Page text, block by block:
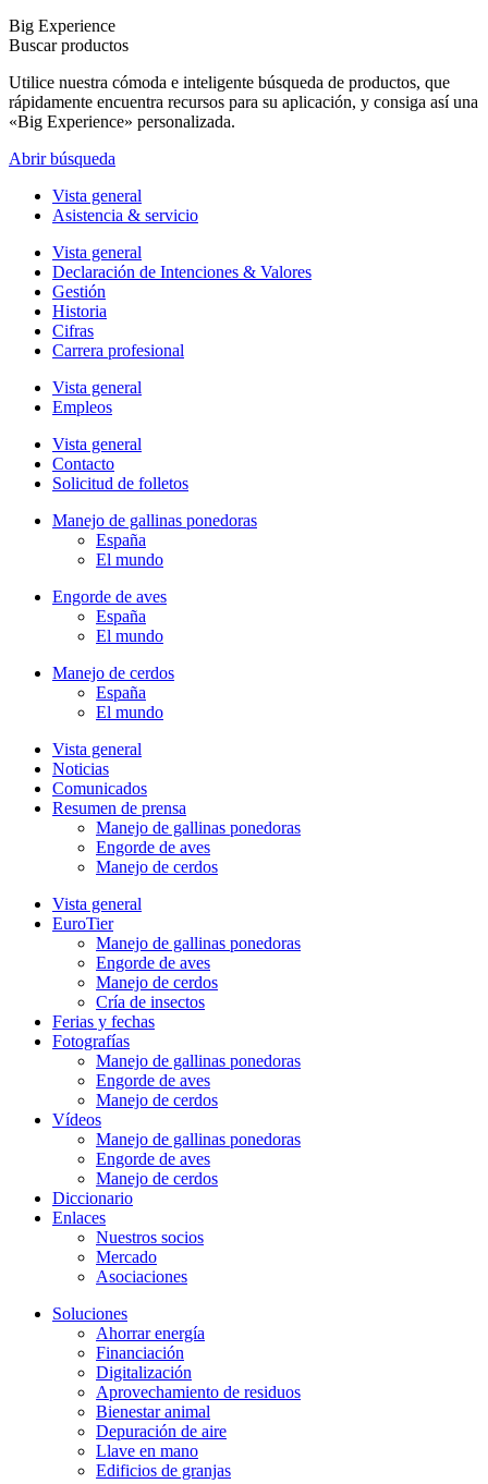
Big Experience
Buscar productos
Utilice nuestra cómoda e inteligente búsqueda de productos, que
rápidamente encuentra recursos para su aplicación, y consiga así una
«Big Experience» personalizada.
Abrir búsqueda
Vista general
Asistencia & servicio
Vista general
Declaración de Intenciones & Valores
Gestión
Historia
Cifras
Carrera profesional
Vista general
Empleos
Vista general
Contacto
Solicitud de folletos
Manejo de gallinas ponedoras
España
El mundo
Engorde de aves
España
El mundo
Manejo de cerdos
España
El mundo
Vista general
Noticias
Comunicados
Resumen de prensa
Manejo de gallinas ponedoras
Engorde de aves
Manejo de cerdos
Vista general
EuroTier
Manejo de gallinas ponedoras
Engorde de aves
Manejo de cerdos
Cría de insectos
Ferias y fechas
Fotografías
Manejo de gallinas ponedoras
Engorde de aves
Manejo de cerdos
Vídeos
Manejo de gallinas ponedoras
Engorde de aves
Manejo de cerdos
Diccionario
Enlaces
Nuestros socios
Mercado
Asociaciones
Soluciones
Ahorrar energía
Financiación
Digitalización
Aprovechamiento de residuos
Bienestar animal
Depuración de aire
Llave en mano
Edificios de granjas